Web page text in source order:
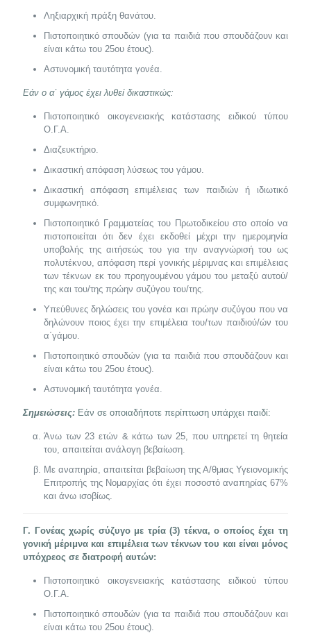
Ληξιαρχική πράξη θανάτου.
Πιστοποιητικό σπουδών (για τα παιδιά που σπουδάζουν και
είναι κάτω του 25ου έτους).
Αστυνομική ταυτότητα γονέα.
Εάν ο α΄ γάμος έχει λυθεί δικαστικώς:
Πιστοποιητικό οικογενειακής κατάστασης ειδικού τύπου
Ο.Γ.Α.
Διαζευκτήριο.
Δικαστική απόφαση λύσεως του γάμου.
Δικαστική απόφαση επιμέλειας των παιδιών ή ιδιωτικό
συμφωνητικό.
Πιστοποιητικό Γραμματείας του Πρωτοδικείου στο οποίο να
πιστοποιείται ότι δεν έχει εκδοθεί μέχρι την ημερομηνία
υποβολής της αιτήσεώς του για την αναγνώρισή του ως
πολυτέκνου, απόφαση περί γονικής μέριμνας και επιμέλειας
των τέκνων εκ του προηγουμένου γάμου του μεταξύ αυτού/
της και του/της πρώην συζύγου του/της.
Υπεύθυνες δηλώσεις του γονέα και πρώην συζύγου που να
δηλώνουν ποιος έχει την επιμέλεια του/των παιδιού/ών του
α΄γάμου.
Πιστοποιητικό σπουδών (για τα παιδιά που σπουδάζουν και
είναι κάτω του 25ου έτους).
Αστυνομική ταυτότητα γονέα.
Σημειώσεις: Εάν σε οποιαδήποτε περίπτωση υπάρχει παιδί:
Άνω των 23 ετών & κάτω των 25, που υπηρετεί τη θητεία
του, απαιτείται ανάλογη βεβαίωση.
Με αναπηρία, απαιτείται βεβαίωση της Α/θμιας Υγειονομικής
Επιτροπής της Νομαρχίας ότι έχει ποσοστό αναπηρίας 67%
και άνω ισοβίως.
Γ. Γονέας χωρίς σύζυγο με τρία (3) τέκνα, ο οποίος έχει τη
γονική μέριμνα και επιμέλεια των τέκνων του και είναι μόνος
υπόχρεος σε διατροφή αυτών:
Πιστοποιητικό οικογενειακής κατάστασης ειδικού τύπου
Ο.Γ.Α.
Πιστοποιητικό σπουδών (για τα παιδιά που σπουδάζουν και
είναι κάτω του 25ου έτους).